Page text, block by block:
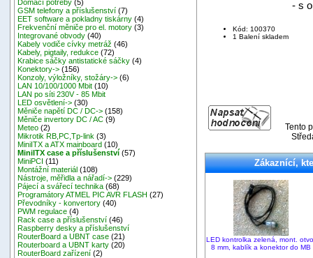
Domácí potřeby (5)
GSM telefony a příslušenství (7)
EET software a pokladny tiskárny (4)
Frekvenční měniče pro el. motory (3)
Integrované obvody (40)
Kabely vodiče cívky metráž (46)
Kabely, pigtaily, redukce (72)
Krabice sáčky antistatické sáčky (4)
Konektory-> (156)
Konzoly, výložníky, stožáry-> (6)
LAN 10/100/1000 Mbit (10)
LAN po síti 230V - 85 Mbit
LED osvětlení-> (30)
Měniče napětí DC / DC-> (158)
Měniče invertory DC / AC (9)
Meteo (2)
Mikrotik RB,PC,Tp-link (3)
MiniITX a ATX mainboard (10)
MiniITX case a příslušenství (57)
MiniPCI (11)
Montážní materiál (108)
Nástroje, měřidla a nářadí-> (229)
Pájecí a svářecí technika (68)
Programátory ATMEL PIC AVR FLASH (27)
Převodníky - konvertory (40)
PWM regulace (4)
Rack case a příslušenství (46)
Raspberry desky a příslušenství
RouterBoard a UBNT case (21)
Routerboard a UBNT karty (20)
RouterBoard zařízení (2)
- s
Kód: 100370
1 Balení skladem
Tento
Zákaznící,
LED kontrolka zelená, mont.
8 mm, kablík a konektor do MB